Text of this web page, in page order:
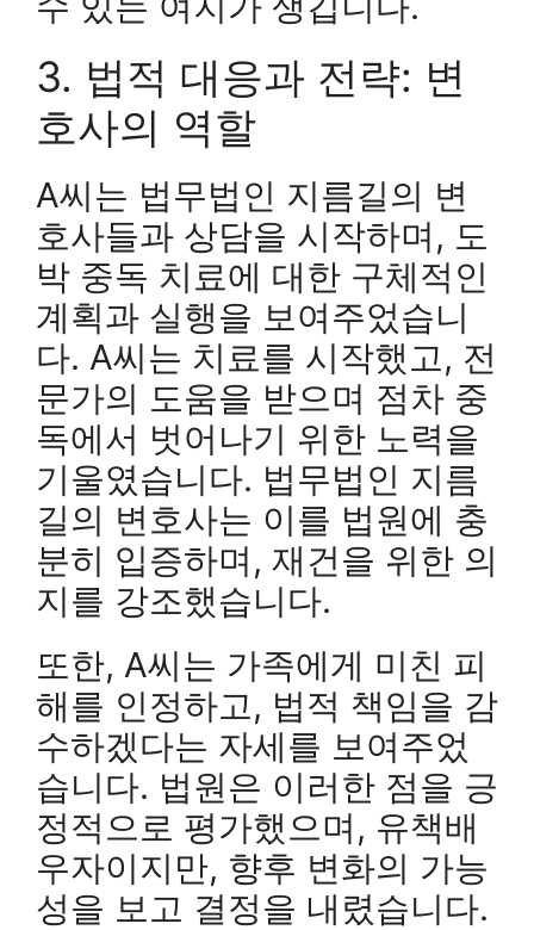
3. 법적 대응과 전략: 변
호사의 역할
A씨는 법무법인 지름길의 변
호사들과 상담을 시작하며, 도
박 중독 치료에 대한 구체적인
계획과 실행을 보여주었습니
다. A씨는 치료를 시작했고, 전
문가의 도움을 받으며 점차 중
독에서 벗어나기 위한 노력을
기울였습니다. 법무법인 지름
길의 변호사는 이를 법원에 충
분히 입증하며, 재건을 위한 의
지를 강조했습니다.
또한, A씨는 가족에게 미친 피
해를 인정하고, 법적 책임을 감
수하겠다는 자세를 보여주었
습니다. 법원은 이러한 점을 긍
정적으로 평가했으며, 유책배
우자이지만, 향후 변화의 가능
성을 보고 결정을 내렸습니다.